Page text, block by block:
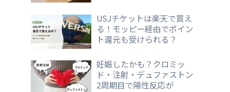
USJチケットは楽天で買え
る！モッピー経由でポイン
ト還元も受けられる？
妊娠したかも？クロミッ
ド・注射・デュファストン
2周期目で陽性反応が